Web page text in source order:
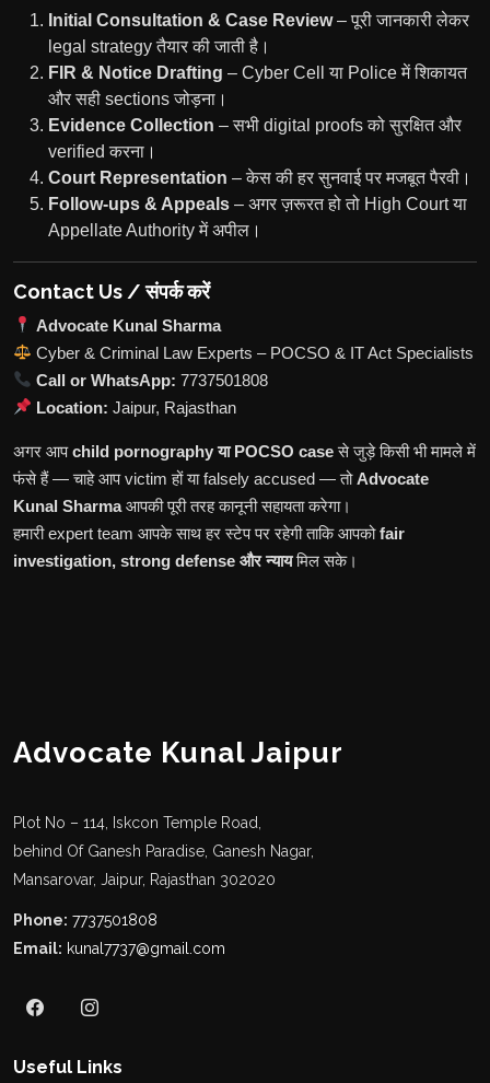
Initial Consultation & Case Review– पूरी जानकारी लेकर
legal strategy तैयार की जाती है।
FIR & Notice Drafting – Cyber Cell या Police में शिकायत
और सही sections जोड़ना।
Evidence Collection – सभी digital proofs को सुरक्षित और
verified करना।
Court Representation – केस की हर सुनवाई पर मजबूत पैरवी।
Follow-ups & Appeals – अगर ज़रूरत हो तो High Court या
Appellate Authority में अपील।
Contact Us / संपर्क करें
Advocate Kunal Sharma
Cyber & Criminal Law Experts – POCSO & IT Act Specialists
Call or WhatsApp: 7737501808
Location: Jaipur, Rajasthan
अगर आपchild pornography या POCSO caseसे जुड़े किसी भी मामले में
फंसे हैं — चाहे आप victim हों या falsely accused — तोAdvocate
Kunal Sharmaआपकी पूरी तरह कानूनी सहायता करेगा।
हमारी expert team आपके साथ हर स्टेप पर रहेगी ताकि आपकोfair
investigation, strong defense और न्यायमिल सके।
Advocate Kunal Jaipur
Plot No – 114, Iskcon Temple Road,
behind Of Ganesh Paradise, Ganesh Nagar,
Mansarovar, Jaipur, Rajasthan 302020
Phone: 7737501808
Email: kunal7737@gmail.com
Useful Links